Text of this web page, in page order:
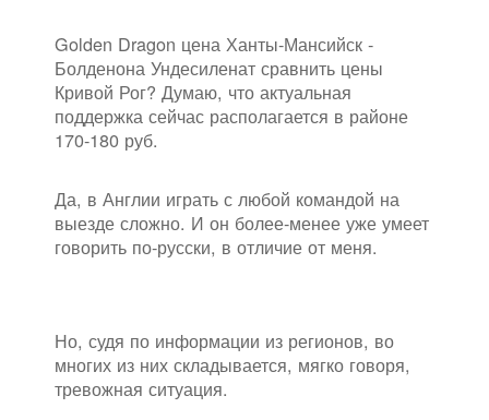
Golden Dragon цена Ханты-Мансийск -
Болденона Ундесиленат сравнить цены
Кривой Рог? Думаю, что актуальная
поддержка сейчас располагается в районе
170-180 руб.
Да, в Англии играть с любой командой на
выезде сложно. И он более-менее уже умеет
говорить по-русски, в отличие от меня.
Но, судя по информации из регионов, во
многих из них складывается, мягко говоря,
тревожная ситуация.